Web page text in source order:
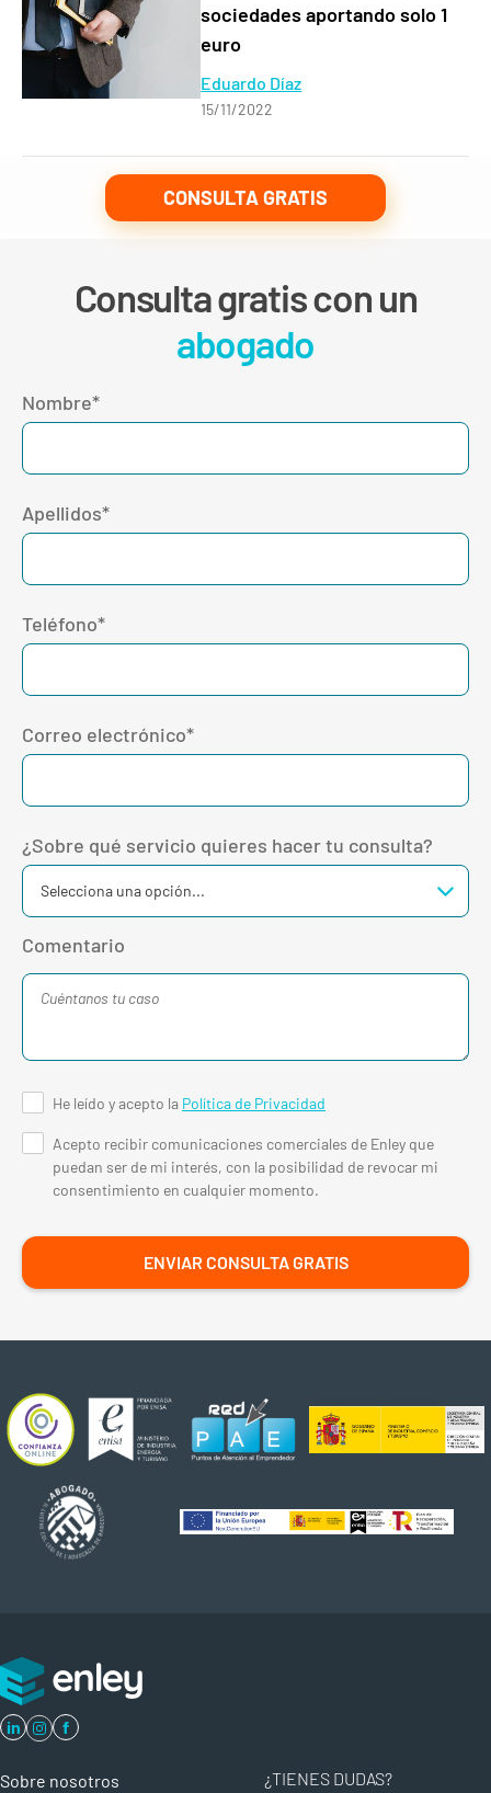
sociedades aportando solo 1
euro
Eduardo Díaz
15/11/2022
CONSULTA GRATIS
Consulta gratis con un
abogado
Nombre*
Apellidos*
Teléfono*
Correo electrónico*
¿Sobre qué servicio quieres hacer tu consulta?
Comentario
He leído y acepto la Política de Privacidad
Acepto recibir comunicaciones comerciales de Enley que
puedan ser de mi interés, con la posibilidad de revocar mi
consentimiento en cualquier momento.
in f
Sobre nosotros ¿TIENES DUDAS?